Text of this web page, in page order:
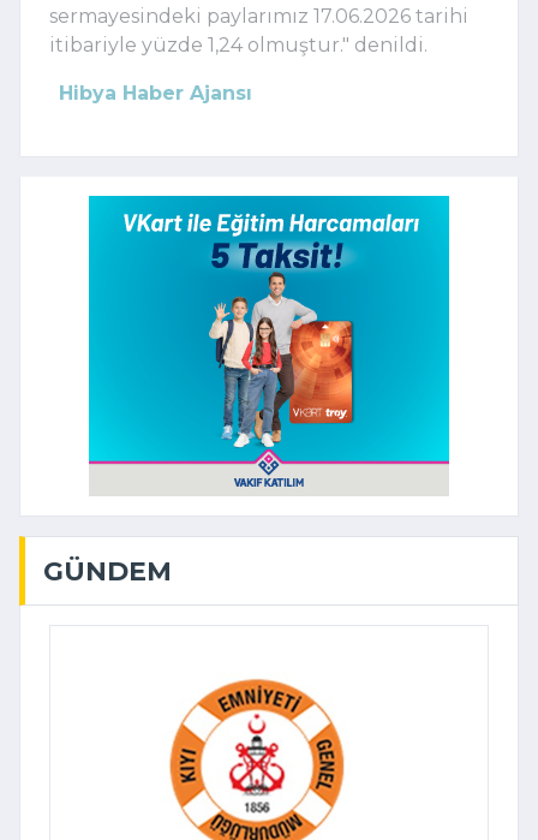
sermayesindeki paylarımız 17.06.2026 tarihi
itibariyle yüzde 1,24 olmuştur." denildi.
Hibya Haber Ajansı
GÜNDEM